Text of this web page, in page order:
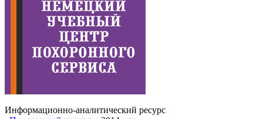
Информационно-аналитический ресурс